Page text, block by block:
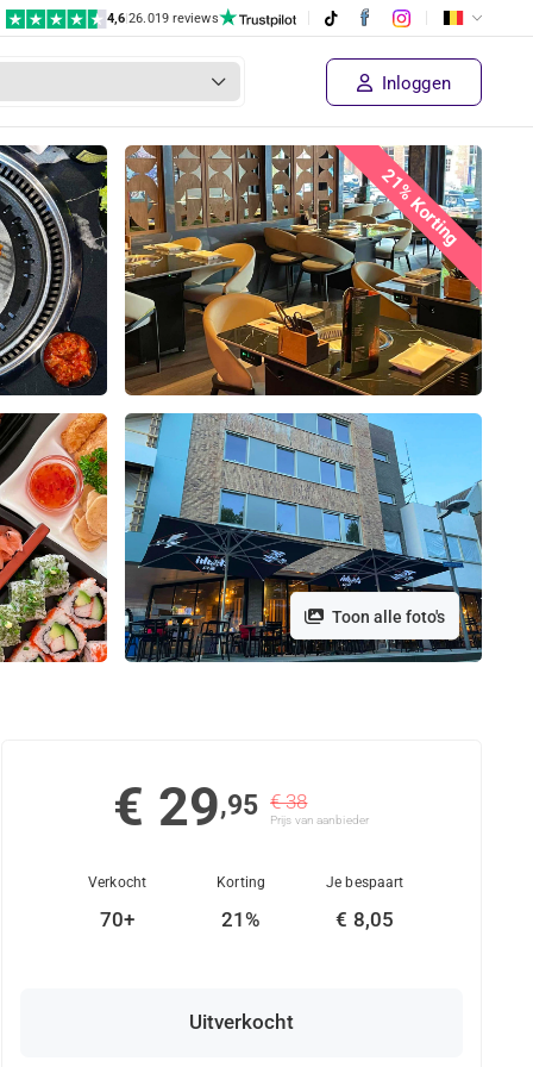
4,6|26.019 reviews
Inloggen
21% Korting
Toon alle foto's
€ 29,95 € 38
Prijs van aanbieder
Verkocht
70+
Korting
21%
Je bespaart
€ 8,05
Uitverkocht